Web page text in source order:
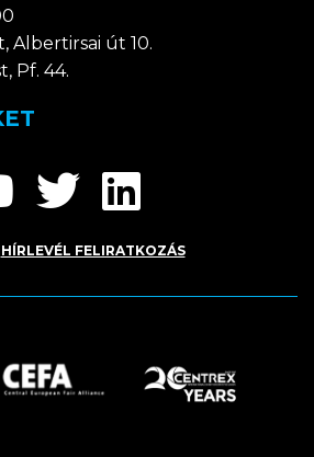
Albertirsai út 10.
Pf. 44.
HÍRLEVÉL FELIRATKOZÁS